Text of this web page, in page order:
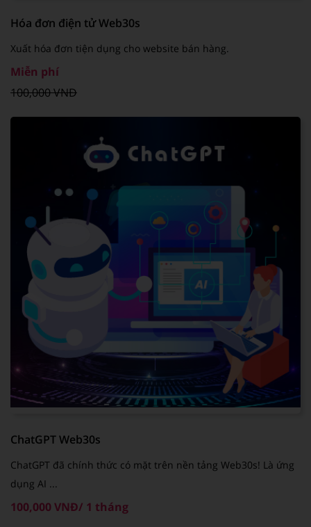
Hóa đơn điện tử Web30s
Xuất hóa đơn tiện dụng cho website bán hàng.
Miễn phí
100,000 VNĐ
ChatGPT Web30s
ChatGPT đã chính thức có mặt trên nền tảng Web30s! Là ứng
dụng AI ...
100,000 VNĐ/ 1 tháng